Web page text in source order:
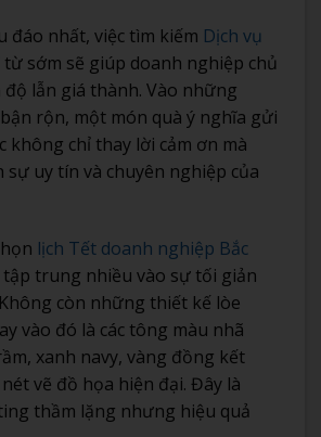
đáo nhất, việc tìm kiếm Dịch vụ
từ sớm sẽ giúp doanh nghiệp chủ
độ lẫn giá thành. Vào những
rộn, một món quà ý nghĩa gửi
không chỉ thay lời cảm ơn mà
sự uy tín và chuyên nghiệp của
lịch Tết doanh nghiệp Bắc
tập trung nhiều vào sự tối giản
còn những thiết kế lòe
vào đó là các tông màu nhã
xanh navy, vàng đồng kết
vẽ đồ họa hiện đại. Đây là
thầm lặng nhưng hiệu quả